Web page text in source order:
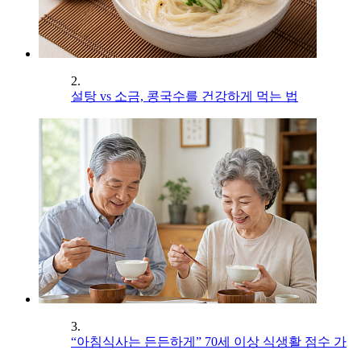
2.
설탕 vs 소금, 콩국수를 건강하게 먹는 법
3.
“아침식사는 든든하게” 70세 이상 식생활 점수 가